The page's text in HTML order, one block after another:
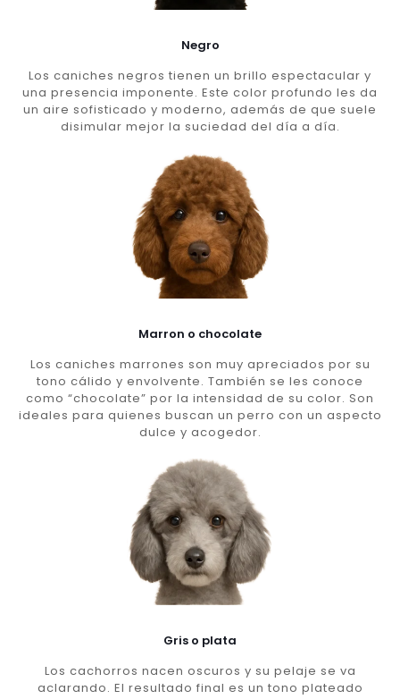
Negro
Los caniches negros tienen un brillo espectacular y
una presencia imponente. Este color profundo les da
un aire sofisticado y moderno, además de que suele
disimular mejor la suciedad del día a día.
Marron o chocolate
Los caniches marrones son muy apreciados por su
tono cálido y envolvente. También se les conoce
como “chocolate” por la intensidad de su color. Son
ideales para quienes buscan un perro con un aspecto
dulce y acogedor.
Gris o plata
Los cachorros nacen oscuros y su pelaje se va
aclarando. El resultado final es un tono plateado